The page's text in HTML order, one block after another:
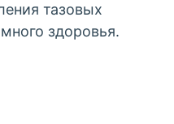
тазовых
здоровья.